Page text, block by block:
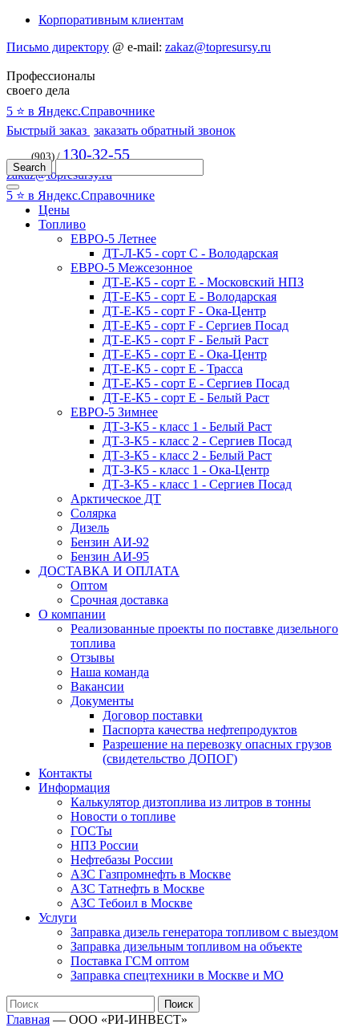
Корпоративным клиентам
Письмо директору @ e-mail: zakaz@topresursy.ru
Профессионалы
своего дела
5 ⭐️ в Яндекс.Справочнике
Быстрый заказ заказать обратный звонок
(903) /130-32-55
zakaz@topresursy.ru
5 ⭐️ в Яндекс.Справочнике
Цены
Топливо
ЕВРО-5 Летнее
ДТ-Л-К5 - сорт С - Володарская
ЕВРО-5 Межсезонное
ДТ-Е-К5 - сорт E - Московский НПЗ
ДТ-Е-К5 - сорт E - Володарская
ДТ-Е-К5 - сорт F - Ока-Центр
ДТ-Е-К5 - сорт F - Сергиев Посад
ДТ-Е-К5 - сорт F - Белый Раст
ДТ-Е-К5 - сорт E - Ока-Центр
ДТ-Е-К5 - сорт E - Трасса
ДТ-Е-К5 - сорт E - Сергиев Посад
ДТ-Е-К5 - сорт E - Белый Раст
ЕВРО-5 Зимнее
ДТ-З-К5 - класс 1 - Белый Раст
ДТ-З-К5 - класс 2 - Сергиев Посад
ДТ-З-К5 - класс 2 - Белый Раст
ДТ-З-К5 - класс 1 - Ока-Центр
ДТ-З-К5 - класс 1 - Сергиев Посад
Арктическое ДТ
Солярка
Дизель
Бензин АИ-92
Бензин АИ-95
ДОСТАВКА И ОПЛАТА
Оптом
Срочная доставка
О компании
Реализованные проекты по поставке дизельного
топлива
Отзывы
Наша команда
Вакансии
Документы
Договор поставки
Паспорта качества нефтепродуктов
Разрешение на перевозку опасных грузов
(свидетельство ДОПОГ)
Контакты
Информация
Калькулятор дизтоплива из литров в тонны
Новости о топливе
ГОСТы
НПЗ России
Нефтебазы России
АЗС Газпромнефть в Москве
АЗС Татнефть в Москве
АЗС Тебоил в Москве
Услуги
Заправка дизель генератора топливом с выездом
Заправка дизельным топливом на объекте
Поставка ГСМ оптом
Заправка спецтехники в Москве и МО
Поиск
Главная — ООО «РИ-ИНВЕСТ»